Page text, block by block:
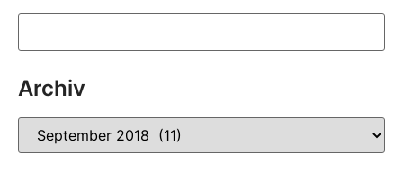
Archiv